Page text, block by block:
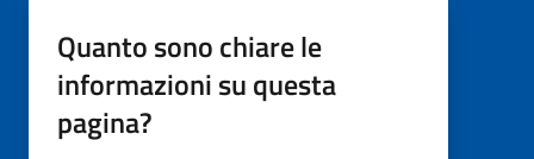
Quanto sono chiare le
informazioni su questa
pagina?